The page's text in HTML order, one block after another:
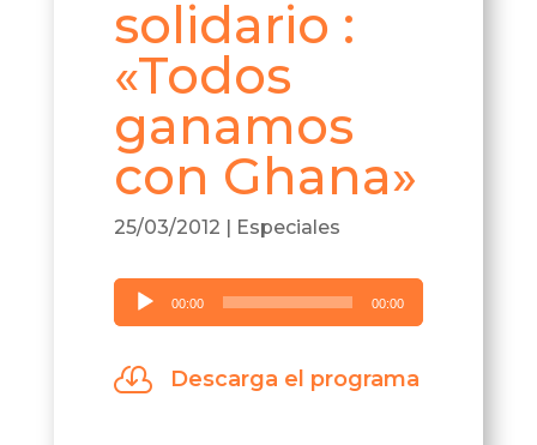
solidario :
«Todos
ganamos
con Ghana»
25/03/2012 | Especiales
Reproductor
de
00:00 00:00
 Descarga el programa